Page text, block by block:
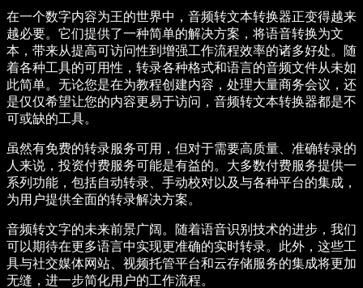
在一个数字内容为王的世界中，音频转文本转换器正变得越来
越必要。它们提供了一种简单的解决方案，将语音转换为文
本，带来从提高可访问性到增强工作流程效率的诸多好处。随
着各种工具的可用性，转录各种格式和语言的音频文件从未如
此简单。无论您是在为教程创建内容，处理大量商务会议，还
是仅仅希望让您的内容更易于访问，音频转文本转换器都是不
可或缺的工具。
虽然有免费的转录服务可用，但对于需要高质量、准确转录的
人来说，投资付费服务可能是有益的。大多数付费服务提供一
系列功能，包括自动转录、手动校对以及与各种平台的集成，
为用户提供全面的转录解决方案。
音频转文字的未来前景广阔。随着语音识别技术的进步，我们
可以期待在更多语言中实现更准确的实时转录。此外，这些工
具与社交媒体网站、视频托管平台和云存储服务的集成将更加
无缝，进一步简化用户的工作流程。